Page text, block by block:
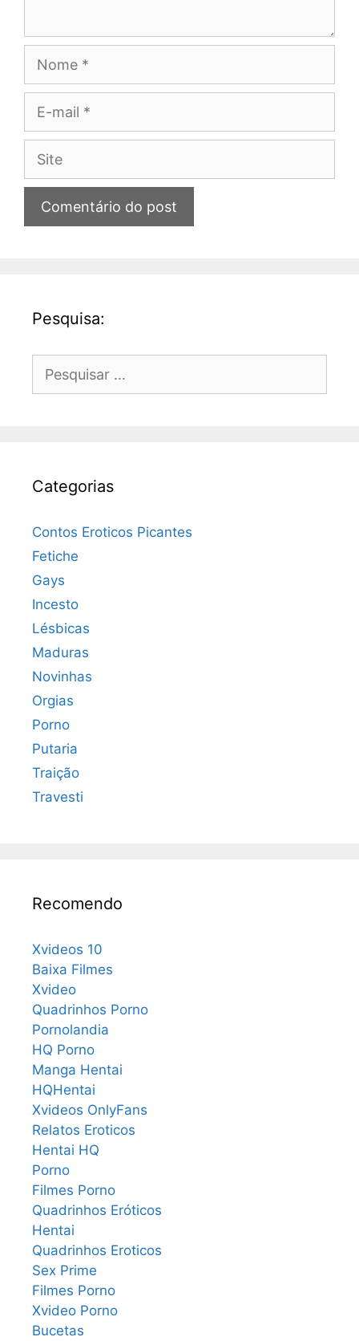
Site
Pesquisa:
por:
Categorias
Contos Eroticos Picantes
Fetiche
Gays
Incesto
Lésbicas
Maduras
Novinhas
Orgias
Porno
Putaria
Traição
Travesti
Recomendo
Xvideos 10
Baixa Filmes
Xvideo
Quadrinhos Porno
Pornolandia
HQ Porno
Manga Hentai
HQHentai
Xvideos OnlyFans
Relatos Eroticos
Hentai HQ
Porno
Filmes Porno
Quadrinhos Eróticos
Hentai
Quadrinhos Eroticos
Sex Prime
Filmes Porno
Xvideo Porno
Bucetas